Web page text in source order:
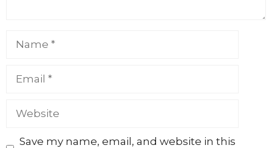
Save my name, email, and website in this